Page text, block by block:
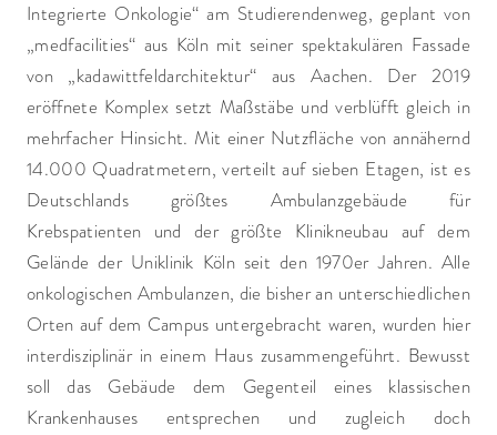
Integrierte Onkologie“ am Studierendenweg, geplant von
„medfacilities“ aus Köln mit seiner spektakulären Fassade
von „kadawittfeldarchitektur“ aus Aachen. Der 2019
eröffnete Komplex setzt Maßstäbe und verblüfft gleich in
mehrfacher Hinsicht. Mit einer Nutzfläche von annähernd
14.000 Quadratmetern, verteilt auf sieben Etagen, ist es
Deutschlands größtes Ambulanzgebäude für
Krebspatienten und der größte Klinikneubau auf dem
Gelände der Uniklinik Köln seit den 1970er Jahren. Alle
onkologischen Ambulanzen, die bisher an unterschiedlichen
Orten auf dem Campus untergebracht waren, wurden hier
interdisziplinär in einem Haus zusammengeführt. Bewusst
soll das Gebäude dem Gegenteil eines klassischen
Krankenhauses entsprechen und zugleich doch